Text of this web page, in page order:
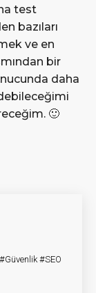
test
bazıları
ve en
bir
daha
🙂
#SEO